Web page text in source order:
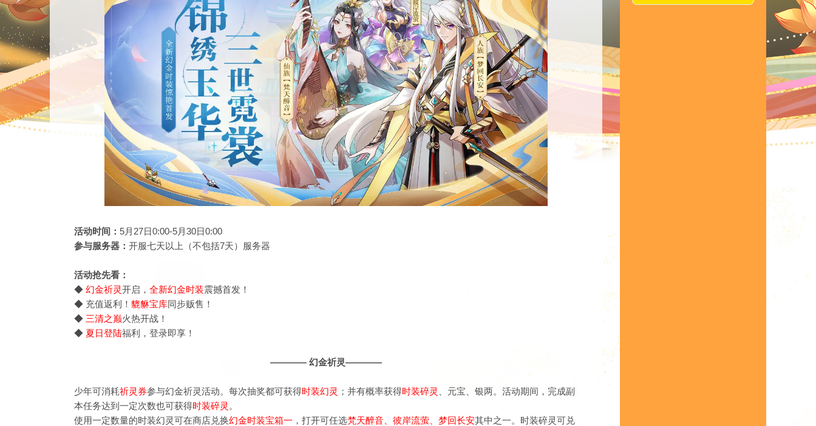
活动时间： 5月27日0:00-5月30日0:00
参与服务器： 开服七天以上（不包括7天）服务器
活动抢先看：
◆ 幻金祈灵开启 ， 全新幻金时装震撼首发！
◆ 充值返利！ 貔貅宝库同步贩售 ！
◆ 三清之巅火热开战！
◆ 夏日登陆福利，登录即享！
———— 幻金祈灵————
少年可消耗祈灵 券参与幻金祈灵活动。每次抽奖都可获得时装幻灵 ；并有概率获得时装碎灵 、元宝、银两。活动期间 ， 完成副
本任务达到一定次数也可获得时装碎灵 。
使用一定数量的时装幻灵可在商店兑换幻金时装宝箱一 ，打开可任选梵天醉音 彼岸流萤 梦回长安其中之一。
时装碎灵可兑